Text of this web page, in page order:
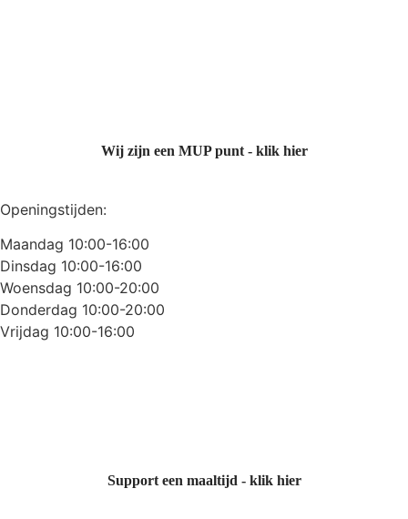
Wij zijn een MUP punt - klik hier
Openingstijden:
Maandag 10:00-16:00
Dinsdag 10:00-16:00
Woensdag 10:00-20:00
Donderdag 10:00-20:00
Vrijdag 10:00-16:00
Support een maaltijd - klik hier